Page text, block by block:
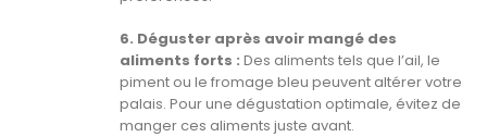
6. Déguster après avoir mangé des
aliments forts : Des aliments tels que l’ail, le
piment ou le fromage bleu peuvent altérer votre
palais. Pour une dégustation optimale, évitez de
manger ces aliments juste avant.